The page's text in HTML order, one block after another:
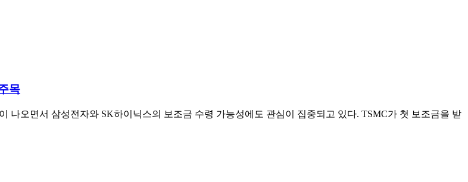
목
나오면서 삼성전자와 SK하이닉스의 보조금 수령 가능성에도 관심이 집중되고 있다. TSMC가 첫 보조금을 받